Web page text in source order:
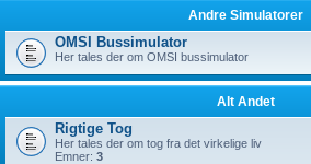
Andre Simulatorer
OMSI Bussimulator
Her tales der om OMSI bussimulator
Alt Andet
Rigtige Tog
Her tales der om tog fra det virkelige liv
Emner: 3